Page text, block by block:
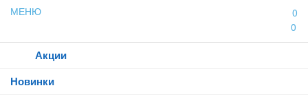
МЕНЮ
0
0
Акции
Новинки